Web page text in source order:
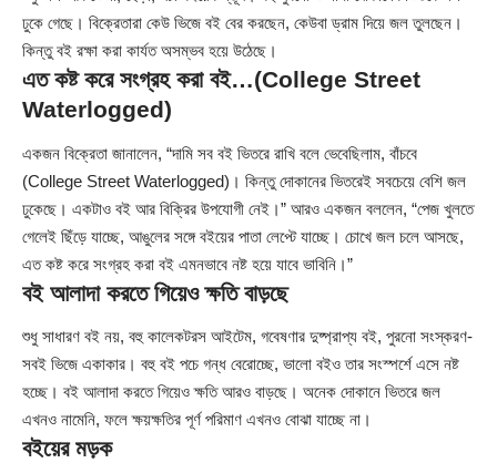
ঢুকে গেছে। বিক্রেতারা কেউ ভিজে বই বের করছেন, কেউবা ড্রাম দিয়ে জল তুলছেন।
কিন্তু বই রক্ষা করা কার্যত অসম্ভব হয়ে উঠেছে।
এত কষ্ট করে সংগ্রহ করা বই…(College Street
Waterlogged)
একজন বিক্রেতা জানালেন, “দামি সব বই ভিতরে রাখি বলে ভেবেছিলাম, বাঁচবে
(College Street Waterlogged)। কিন্তু দোকানের ভিতরেই সবচেয়ে বেশি জল
ঢুকেছে। একটাও বই আর বিক্রির উপযোগী নেই।” আরও একজন বললেন, “পেজ খুলতে
গেলেই ছিঁড়ে যাচ্ছে, আঙুলের সঙ্গে বইয়ের পাতা লেপ্টে যাচ্ছে। চোখে জল চলে আসছে,
এত কষ্ট করে সংগ্রহ করা বই এমনভাবে নষ্ট হয়ে যাবে ভাবিনি।”
বই আলাদা করতে গিয়েও ক্ষতি বাড়ছে
শুধু সাধারণ বই নয়, বহু কালেকটরস আইটেম, গবেষণার দুষ্প্রাপ্য বই, পুরনো সংস্করণ-
সবই ভিজে একাকার। বহু বই পচে গন্ধ বেরোচ্ছে, ভালো বইও তার সংস্পর্শে এসে নষ্ট
হচ্ছে। বই আলাদা করতে গিয়েও ক্ষতি আরও বাড়ছে। অনেক দোকানে ভিতরে জল
এখনও নামেনি, ফলে ক্ষয়ক্ষতির পূর্ণ পরিমাণ এখনও বোঝা যাচ্ছে না।
বইয়ের মড়ক